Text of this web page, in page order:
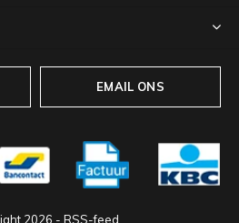
EMAIL ONS
2026 - RSS-feed